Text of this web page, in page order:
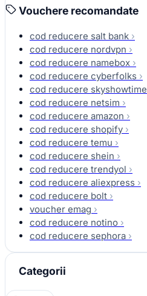
Vouchere recomandate
cod reducere salt bank ›
cod reducere nordvpn ›
cod reducere namebox ›
cod reducere cyberfolks ›
cod reducere skyshowtime
cod reducere netsim ›
cod reducere amazon ›
cod reducere shopify ›
cod reducere temu ›
cod reducere shein ›
cod reducere trendyol ›
cod reducere aliexpress ›
cod reducere bolt ›
voucher emag ›
cod reducere notino ›
cod reducere sephora ›
Categorii